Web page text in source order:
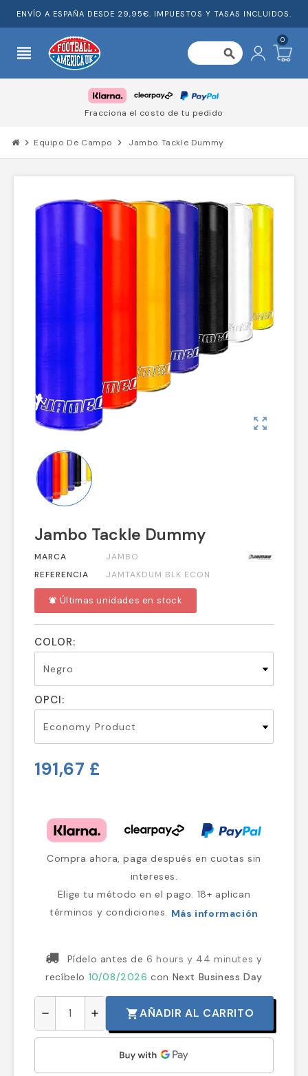
ENVÍO A ESPAÑA DESDE 29,95€. IMPUESTOS Y TASAS INCLUIDOS.
view_headline search
0
Fracciona el costo de tu pedido
chevron_right Equipo De Campo chevron_right Jambo Tackle Dummy
zoom_out_map
Jambo Tackle Dummy
MARCA
JAMBO
REFERENCIA
JAMTAKDUM BLK ECON
notifications_active Últimas unidades en stock
COLOR:
OPCI:
191,67 £
Compra ahora, paga después en cuotas sin
intereses.
Elige tu método en el pago. 18+ aplican
términos y condiciones. Más información
Pídelo antes de 6 hours y 44 minutes y
recíbelo 10/08/2026 con Next Business Day
remove add shopping_cartAÑADIR AL CARRITO